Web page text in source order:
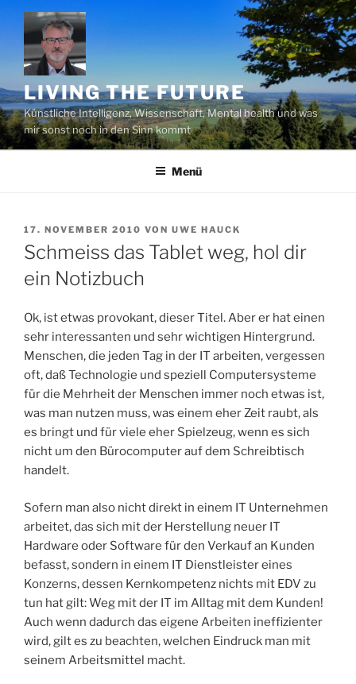
Zum
Inhalt
springen
LIVING THE FUTURE
Künstliche Intelligenz, Wissenschaft, Mental health und was
mir sonst noch in den Sinn kommt
Menü
VERÖFFENTLICHT
AM
17. NOVEMBER 2010 VON UWE HAUCK
Schmeiss das Tablet weg, hol dir
ein Notizbuch
Ok, ist etwas provokant, dieser Titel. Aber er hat einen
sehr interessanten und sehr wichtigen Hintergrund.
Menschen, die jeden Tag in der IT arbeiten, vergessen
oft, daß Technologie und speziell Computersysteme
für die Mehrheit der Menschen immer noch etwas ist,
was man nutzen muss, was einem eher Zeit raubt, als
es bringt und für viele eher Spielzeug, wenn es sich
nicht um den Bürocomputer auf dem Schreibtisch
handelt.
Sofern man also nicht direkt in einem IT Unternehmen
arbeitet, das sich mit der Herstellung neuer IT
Hardware oder Software für den Verkauf an Kunden
befasst, sondern in einem IT Dienstleister eines
Konzerns, dessen Kernkompetenz nichts mit EDV zu
tun hat gilt: Weg mit der IT im Alltag mit dem Kunden!
Auch wenn dadurch das eigene Arbeiten ineffizienter
wird, gilt es zu beachten, welchen Eindruck man mit
seinem Arbeitsmittel macht.